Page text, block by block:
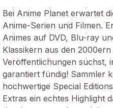
Bei Anime Planet erwartet
Anime-Serien und Filmen.
Animes auf DVD, Blu-ray
Klassikern aus den
Veröffentlichungen suchst,
garantiert fündig! Sammler
hochwertige Special
Extras ein echtes Highlight